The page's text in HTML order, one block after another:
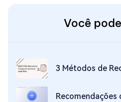
Você
3 Métodos de Recuperar
Recomendações de Softwares Para